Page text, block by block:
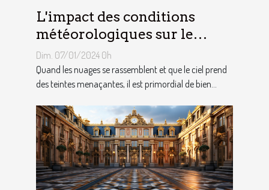
L'impact des conditions
météorologiques sur le
choix des tentes publicitaires
Dim. 07/01/2024 0h
Quand les nuages se rassemblent et que le ciel prend
des teintes menaçantes, il est primordial de bien...